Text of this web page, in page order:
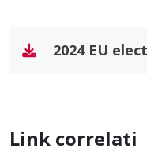
2024 EU
Link correlati